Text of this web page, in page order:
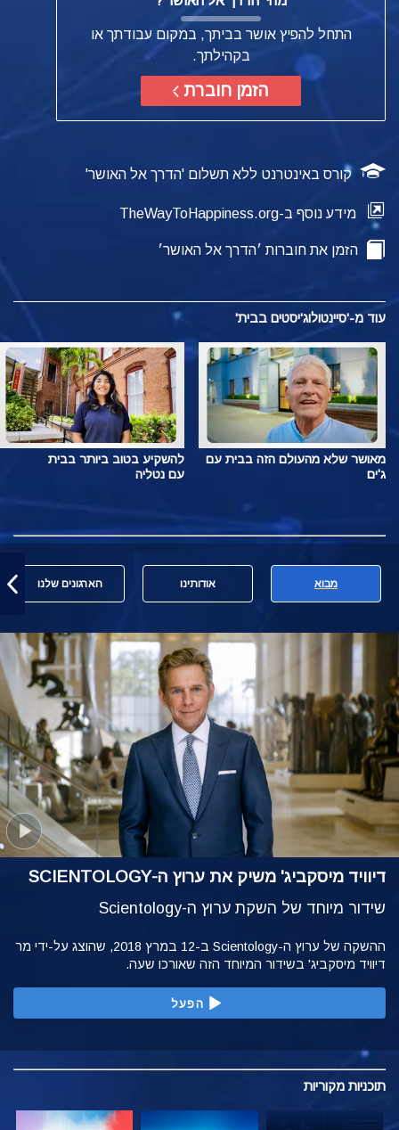
התחל להפיץ אושר בביתך, במקום עבודתך או
בקהילתך.
הזמן חוברת
קורס באינטרנט ללא תשלום 'הדרך אל האושר'
מידע נוסף ב-TheWayToHappiness.org
הזמן את חוברות ׳הדרך אל האושר׳
עוד מ-'סיינטולוג'יסטים בבית'
מאושר שלא מהעולם הזה בבית עם
ג'ים
להשקיע בטוב ביותר בבית
עם נטליה
מבוא אודותינו הארגונים שלנו
דיוויד מיסקביג' משיק את ערוץ ה-SCIENTOLOGY
שידור מיוחד של השקת ערוץ ה-Scientology
ההשקה של ערוץ ה-Scientology ב-12 במרץ 2018, שהוצג על-ידי מר
דיוויד מיסקביג' בשידור המיוחד הזה שאורכו שעה.
הפעל
תוכניות מקוריות